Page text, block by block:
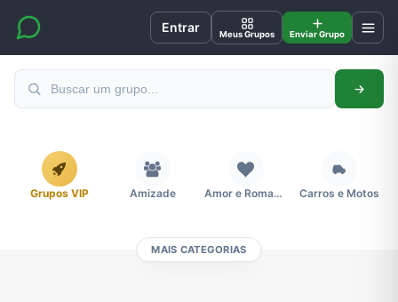
Entrar Meus Grupos Enviar Grupo
Grupos VIP Amizade Amor e Romance Carros e Motos
MAIS CATEGORIAS